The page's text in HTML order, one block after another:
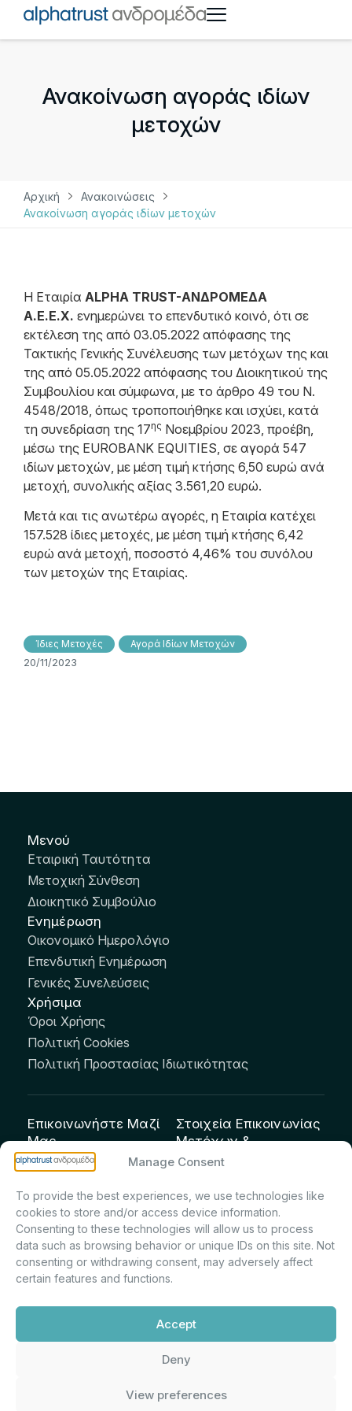
Manage Consent
To provide the best experiences, we use technologies like
cookies to store and/or access device information.
Consenting to these technologies will allow us to process
data such as browsing behavior or unique IDs on this site. Not
consenting or withdrawing consent, may adversely affect
certain features and functions.
Accept
Deny
View preferences
Ανακοίνωση αγοράς ιδίων
μετοχών
Αρχική
Ανακοινώσεις
Ανακοίνωση αγοράς ιδίων μετοχών
Η Εταιρία ALPHA TRUST-ΑΝΔΡΟΜΕΔΑ
Α.Ε.Ε.Χ. ενημερώνει το επενδυτικό κοινό, ότι σε
εκτέλεση της από 03.05.2022 απόφασης της
Τακτικής Γενικής Συνέλευσης των μετόχων της και
της από 05.05.2022 απόφασης του Διοικητικού της
Συμβουλίου και σύμφωνα, με το άρθρο 49 του N.
4548/2018, όπως τροποποιήθηκε και ισχύει, κατά
τη συνεδρίαση της 17ης Νοεμβρίου 2023, προέβη,
μέσω της EUROBANK EQUITIES, σε αγορά 547
ιδίων μετοχών, με μέση τιμή κτήσης 6,50 ευρώ ανά
μετοχή, συνολικής αξίας 3.561,20 ευρώ.
Μετά και τις ανωτέρω αγορές, η Εταιρία κατέχει
157.528 ίδιες μετοχές, με μέση τιμή κτήσης 6,42
ευρώ ανά μετοχή, ποσοστό 4,46% του συνόλου
των μετοχών της Εταιρίας.
Ίδιες Μετοχές Αγορά Ιδίων Μετοχών
20/11/2023
Μενού
Εταιρική Ταυτότητα
Μετοχική Σύνθεση
Διοικητικό Συμβούλιο
Ενημέρωση
Οικονομικό Ημερολόγιο
Επενδυτική Ενημέρωση
Γενικές Συνελεύσεις
Χρήσιμα
Όροι Χρήσης
Πολιτική Cookies
Πολιτική Προστασίας Ιδιωτικότητας
Επικοινωνήστε Μαζί
Μας
info@andromeda.eu
Οδός Αριστείδου 1,
Κηφισιά Τ.Κ. 14561
Στοιχεία Επικοινωνίας
Μετόχων &
Επενδυτών:
Πρίντσιου – Corporate
Secretary & Investor
Relations – Τμήμα
Μετοχολογίου –
Ανακοινώσεων
m.printsiou@andromeda.eu
210 62 89 341